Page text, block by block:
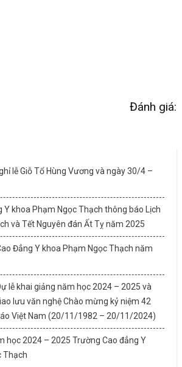
Đánh giá:
lễ Giỗ Tổ Hùng Vương và ngày 30/4 –
Y khoa Phạm Ngọc Thạch thông báo Lịch
và Tết Nguyên đán Ất Tỵ năm 2025
Đẳng Y khoa Phạm Ngọc Thạch năm
lễ khai giảng năm học 2024 – 2025 và
lưu văn nghệ Chào mừng kỷ niệm 42
Việt Nam (20/11/1982 – 20/11/2024)
học 2024 – 2025 Trường Cao đẳng Y
Thạch